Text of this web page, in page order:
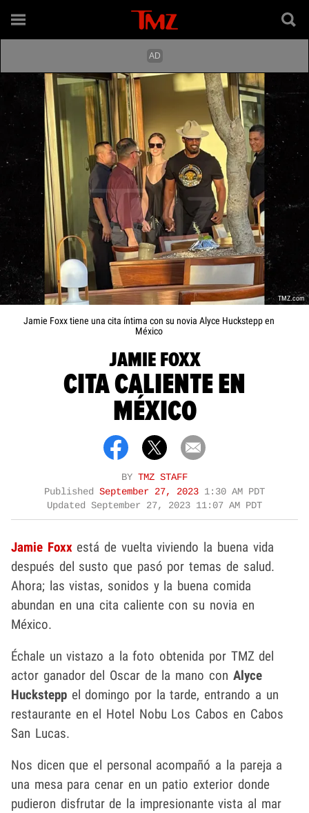
TMZ.com
Jamie Foxx tiene una cita íntima con su novia Alyce Huckstepp en
México
JAMIE FOXX
CITA CALIENTE EN
MÉXICO
BY TMZ STAFF
Published September 27, 2023 1:30 AM PDT
Updated September 27, 2023 11:07 AM PDT
Jamie Foxxestá de vuelta viviendo la buena vida
después del susto que pasó por temas de salud.
Ahora; las vistas, sonidos y la buena comida
abundan en una cita caliente con su novia en
México.
Échale un vistazo a la foto obtenida por TMZ del
actor ganador del Oscar de la mano con Alyce
Huckstepp el domingo por la tarde, entrando a un
restaurante en el Hotel Nobu Los Cabos en Cabos
San Lucas.
Nos dicen que el personal acompañó a la pareja a
una mesa para cenar en un patio exterior donde
pudieron disfrutar de la impresionante vista al mar